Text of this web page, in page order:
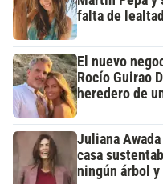
falta de
El nuevo
Rocío Guirao
heredero de
Juliana
casa
ningún árbol y